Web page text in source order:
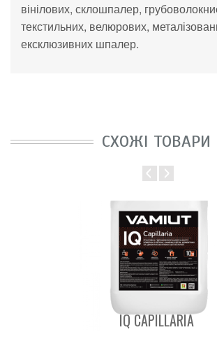
вінілових, склошпалер,
текстильних, велюрових,
ексклюзивних шпалер.
СХОЖІ ТОВАРИ
IQ CAPILLARIA